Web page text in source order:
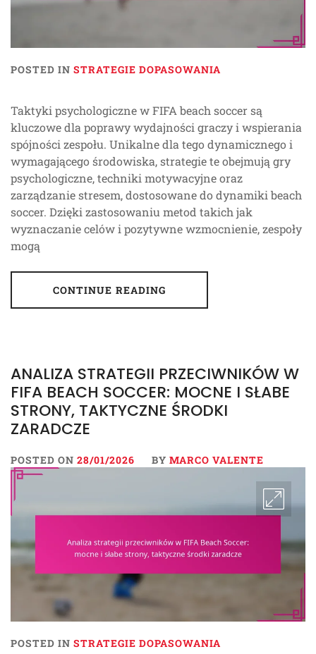
POSTED IN STRATEGIE DOPASOWANIA
Taktyki psychologiczne w FIFA beach soccer są
kluczowe dla poprawy wydajności graczy i wspierania
spójności zespołu. Unikalne dla tego dynamicznego i
wymagającego środowiska, strategie te obejmują gry
psychologiczne, techniki motywacyjne oraz
zarządzanie stresem, dostosowane do dynamiki beach
soccer. Dzięki zastosowaniu metod takich jak
wyznaczanie celów i pozytywne wzmocnienie, zespoły
mogą
CONTINUE READING
ANALIZA STRATEGII PRZECIWNIKÓW W
FIFA BEACH SOCCER: MOCNE I SŁABE
STRONY, TAKTYCZNE ŚRODKI
ZARADCZE
POSTED ON 28/01/2026 BY MARCO VALENTE
POSTED IN STRATEGIE DOPASOWANIA